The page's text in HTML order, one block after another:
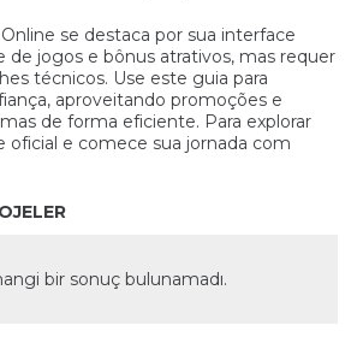
Online se destaca por sua interface
de jogos e bônus atrativos, mas requer
técnicos. Use este guia para
aproveitando promoções e
de forma eficiente. Para explorar
oficial e comece sua jornada com
bir sonuç bulunamadı.